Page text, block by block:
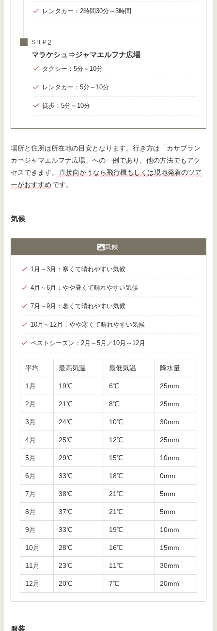
レンタカー：2時間30分～3時間
STEP
マラケシュ⇒ジャマエルフナ広場
タクシー：5分～10分
レンタカー：5分～10分
徒歩：5分～10分
場所と住所は所在地の目安となります。行き方は「カサブラン
カ⇒ジャマエルフナ広場」への一例であり、他の方法でもアク
セスできます。
直接向かうなら飛行機もしくは現地発着のツア
ーがおすすめ です。
気候
気候
1月～3月：寒くて晴れやすい気候
4月～6月：やや暑くて晴れやすい気候
7月～9月：暑くて晴れやすい気候
10月～12月：やや寒くて晴れやすい気候
ベストシーズン：2月～5月／10月～12月
平均 最高気温 最低気温 降水量
1月 19℃ 6℃ 25mm
2月 21℃ 8℃ 25mm
3月 24℃ 10℃ 30mm
4月 25℃ 12℃ 25mm
5月 29℃ 15℃ 10mm
6月 33℃ 18℃ 0mm
7月 38℃ 21℃ 5mm
8月 37℃ 21℃ 5mm
9月 33℃ 19℃ 10mm
10月 28℃ 16℃ 15mm
11月 23℃ 11℃ 30mm
12月 20℃ 7℃ 20mm
服装